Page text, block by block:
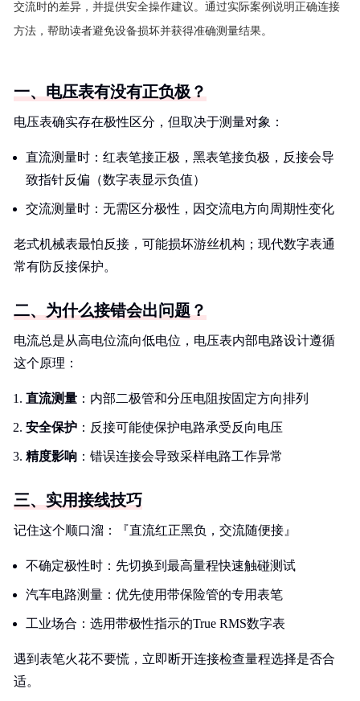
交流时的差异，并提供安全操作建议。通过实际案例说明正确连接
方法，帮助读者避免设备损坏并获得准确测量结果。
一、电压表有没有正负极？
电压表确实存在极性区分，但取决于测量对象：
直流测量时：红表笔接正极，黑表笔接负极，反接会导
致指针反偏（数字表显示负值）
交流测量时：无需区分极性，因交流电方向周期性变化
老式机械表最怕反接，可能损坏游丝机构；现代数字表通
常有防反接保护。
二、为什么接错会出问题？
电流总是从高电位流向低电位，电压表内部电路设计遵循
这个原理：
直流测量 ：内部二极管和分压电阻按固定方向排列
安全保护 ：反接可能使保护电路承受反向电压
精度影响 ：错误连接会导致采样电路工作异常
三、实用接线技巧
记住这个顺口溜：『直流红正黑负，交流随便接』
不确定极性时：先切换到最高量程快速触碰测试
汽车电路测量：优先使用带保险管的专用表笔
工业场合：选用带极性指示的True RMS数字表
遇到表笔火花不要慌，立即断开连接检查量程选择是否合
适。